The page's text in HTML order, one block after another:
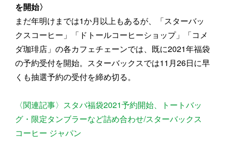
を開始〉
まだ年明けまでは1か月以上もあるが、「スターバッ
クスコーヒー」「ドトールコーヒーショップ」「コメ
ダ珈琲店」の各カフェチェーンでは、既に2021年福袋
の予約受付を開始。スターバックスでは11月26日に早
くも抽選予約の受付を締め切る。
〈関連記事〉スタバ福袋2021予約開始、トートバッ
グ・限定タンブラーなど詰め合わせ/スターバックス
コーヒー ジャパン